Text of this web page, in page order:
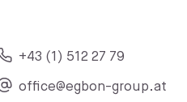
+43 (1) 512 27 79
office@egbon-group.at